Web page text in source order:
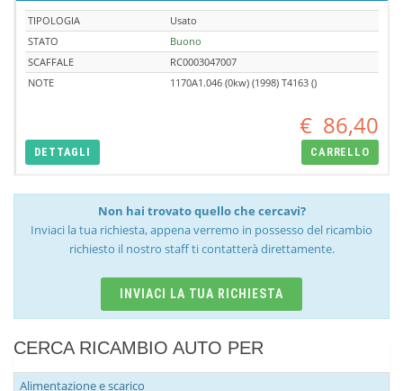
TIPOLOGIA
Usato
STATO
Buono
SCAFFALE
RC0003047007
NOTE
1170A1.046 (0kw) (1998) T4163 ()
€ 86,40
DETTAGLI CARRELLO
Non hai trovato quello che cercavi?
Inviaci la tua richiesta, appena verremo in possesso del ricambio
richiesto il nostro staff ti contatterà direttamente.
INVIACI LA TUA RICHIESTA
CERCA RICAMBIO AUTO PER
Alimentazione e scarico